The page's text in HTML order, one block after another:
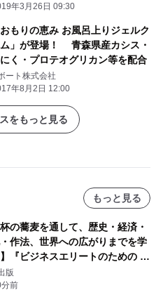
年3月26日 09:30
おもりの恵み お風呂上りジェルク
ム」が登場！ 青森県産カシス・
く・プロテオグリカン等を配合
ート株式会社
年8月2日 12:00
をもっと見る
もっと見る
杯の蕎麦を通して、歴史・経済・
作法、世界への広がりまでを学
『ビジネスエリートのための 教
ての蕎麦』2026年8月25日
発売
版
前